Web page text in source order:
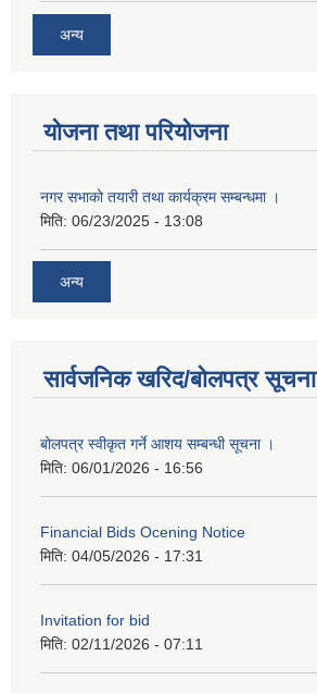
अन्य
योजना तथा परियोजना
नगर सभाको तयारी तथा कार्यक्रम सम्बन्धमा ।
मिति: 06/23/2025 - 13:08
अन्य
सार्वजनिक खरिद/बोलपत्र सूचना
बोलपत्र स्वीकृत गर्ने आशय सम्बन्धी सूचना ।
मिति: 06/01/2026 - 16:56
Financial Bids Ocening Notice
मिति: 04/05/2026 - 17:31
Invitation for bid
मिति: 02/11/2026 - 07:11